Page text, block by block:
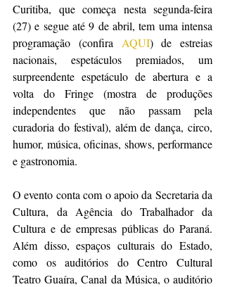
Curitiba, que começa nesta segunda-feira
(27) e segue até 9 de abril, tem uma intensa
programação (confira AQUI) de estreias
nacionais, espetáculos premiados, um
surpreendente espetáculo de abertura e a
volta do Fringe (mostra de produções
independentes que não passam pela
curadoria do festival), além de dança, circo,
humor, música, oficinas, shows, performance
e gastronomia.
O evento conta com o apoio da Secretaria da
Cultura, da Agência do Trabalhador da
Cultura e de empresas públicas do Paraná.
Além disso, espaços culturais do Estado,
como os auditórios do Centro Cultural
Teatro Guaíra, Canal da Música, o auditório